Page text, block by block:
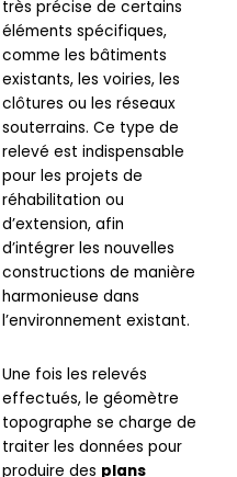
très précise de certains
éléments spécifiques,
comme les bâtiments
existants, les voiries, les
clôtures ou les réseaux
souterrains. Ce type de
relevé est indispensable
pour les projets de
réhabilitation ou
d’extension, afin
d’intégrer les nouvelles
constructions de manière
harmonieuse dans
l’environnement existant.
Une fois les relevés
effectués, le géomètre
topographe se charge de
traiter les données pour
produire des plans